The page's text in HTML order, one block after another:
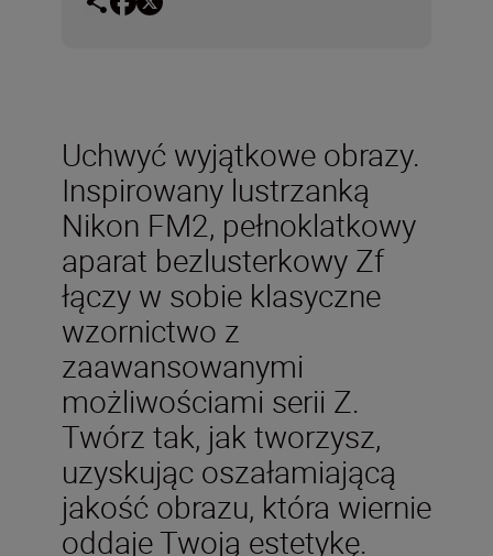
Uchwyć wyjątkowe obrazy.
Inspirowany lustrzanką
Nikon FM2, pełnoklatkowy
aparat bezlusterkowy Zf
łączy w sobie klasyczne
wzornictwo z
zaawansowanymi
możliwościami serii Z.
Twórz tak, jak tworzysz,
uzyskując oszałamiającą
jakość obrazu, która wiernie
oddaje Twoją estetykę.